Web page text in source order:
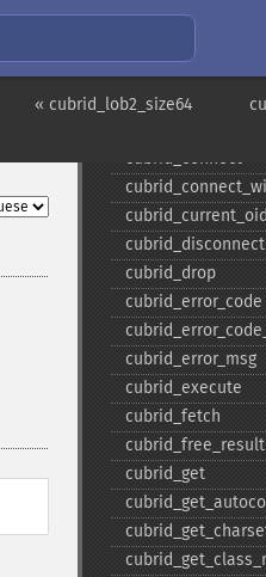
« cubrid_lob2_size64
cubrid_​col_​get
cubrid_​connect
cubrid_​current_​oid
cubrid_​disconnect
cubrid_​drop
cubrid_​error_​code
cubrid_​error_​msg
cubrid_​execute
cubrid_​fetch
cubrid_​free_​result
cubrid_​get